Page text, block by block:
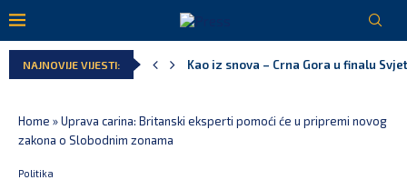
NAJNOVIJE VIJESTI:
Pejak: Hoće li Milan Knežević i
Home »Uprava carina: Britanski eksperti pomoći će u pripremi novog
zakona o Slobodnim zonama
Politika